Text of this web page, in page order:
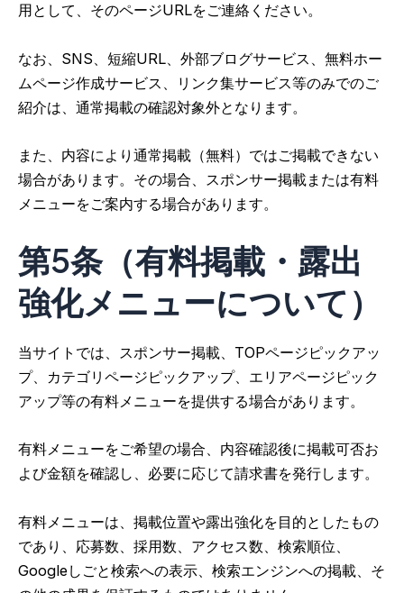
用として、そのページURLをご連絡ください。
なお、SNS、短縮URL、外部ブログサービス、無料ホー
ムページ作成サービス、リンク集サービス等のみでのご
紹介は、通常掲載の確認対象外となります。
また、内容により通常掲載（無料）ではご掲載できない
場合があります。その場合、スポンサー掲載または有料
メニューをご案内する場合があります。
第5条（有料掲載・露出
強化メニューについて）
当サイトでは、スポンサー掲載、TOPページピックアッ
プ、カテゴリページピックアップ、エリアページピック
アップ等の有料メニューを提供する場合があります。
有料メニューをご希望の場合、内容確認後に掲載可否お
よび金額を確認し、必要に応じて請求書を発行します。
有料メニューは、掲載位置や露出強化を目的としたもの
であり、応募数、採用数、アクセス数、検索順位、
Googleしごと検索への表示、検索エンジンへの掲載、そ